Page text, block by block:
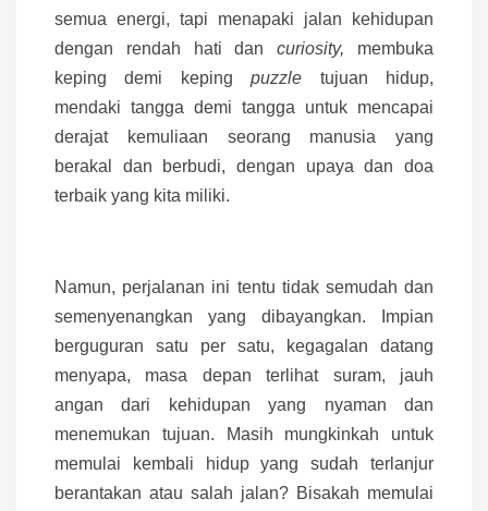
semua energi, tapi menapaki jalan kehidupan
dengan rendah hati dancuriosity, membuka
keping demi kepingpuzzle tujuan hidup,
mendaki tangga demi tangga untuk mencapai
derajat kemuliaan seorang manusia yang
berakal dan berbudi, dengan upaya dan doa
terbaik yang kita miliki.
Namun, perjalanan ini tentu tidak semudah dan
semenyenangkan yang dibayangkan. Impian
berguguran satu per satu, kegagalan datang
menyapa, masa depan terlihat suram, jauh
angan dari kehidupan yang nyaman dan
menemukan tujuan. Masih mungkinkah untuk
memulai kembali hidup yang sudah terlanjur
berantakan atau salah jalan? Bisakah memulai